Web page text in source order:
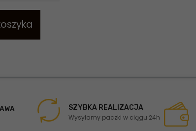
SZYBKA REALIZACJA
Wysyłamy paczki w ciągu 24h